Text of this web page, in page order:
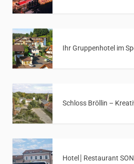
Ihr Gruppenhotel im
Hotel│Restaurant